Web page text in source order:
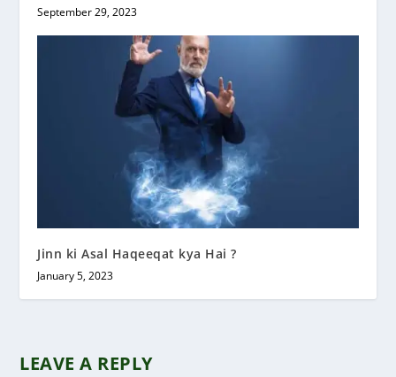
September 29, 2023
Jinn ki Asal Haqeeqat kya Hai ?
January 5, 2023
LEAVE A REPLY